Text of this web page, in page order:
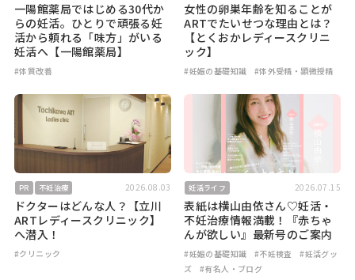
一陽館薬局ではじめる30代か
らの妊活。ひとりで頑張る妊
活から頼れる「味方」がいる
妊活へ【一陽館薬局】
#体質改善
女性の卵巣年齢を知ることが
ARTでたいせつな理由とは？
【とくおかレディースクリニ
ック】
#妊娠の基礎知識 #体外受精・顕微授精
PR 不妊治療 2026.08.03
ドクターはどんな人？【立川
ARTレディースクリニック】
へ潜入！
#クリニック
妊活ライフ 2026.07.15
表紙は横山由依さん♡妊活・
不妊治療情報満載！『赤ちゃ
んが欲しい』最新号のご案内
#妊娠の基礎知識 #不妊検査
#妊活グッ
ズ
#有名人・ブログ